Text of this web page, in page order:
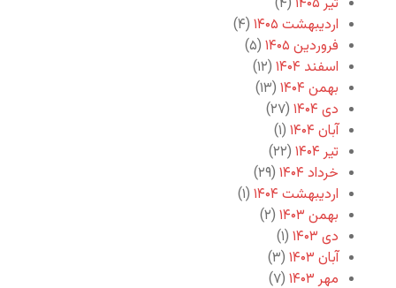
اردیبهشت ۱۴۰۵
(۴)
فروردین ۱۴۰۵
(۵)
اسفند ۱۴۰۴
(۱۲)
بهمن ۱۴۰۴
(۱۳)
دی ۱۴۰۴
(۲۷)
آبان ۱۴۰۴
(۱)
تیر ۱۴۰۴
(۲۲)
خرداد ۱۴۰۴
(۲۹)
اردیبهشت ۱۴۰۴
(۱)
بهمن ۱۴۰۳
(۲)
دی ۱۴۰۳
(۱)
آبان ۱۴۰۳
(۳)
مهر ۱۴۰۳
(۷)